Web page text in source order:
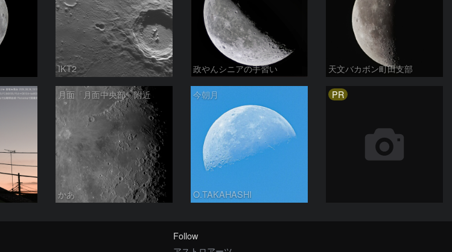
IKT2 政やんシニアの手習い 天文バカボン町田支部
月面「月面中央部」附近
かあ
今朝月
O.TAKAHASHI
PR
Follow